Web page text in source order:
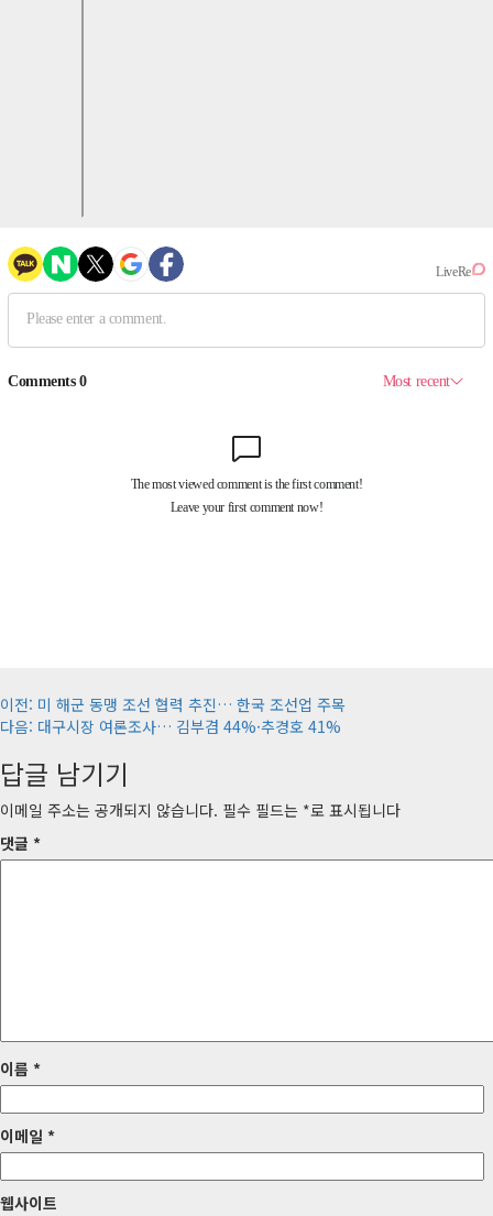
게
시
물
내
비
이전: 미 해군 동맹 조선 협력 추진… 한국 조선업 주목
다음: 대구시장 여론조사… 김부겸 44%·추경호 41%
답글 남기기
이메일 주소는 공개되지 않습니다. 필수 필드는 *로 표시됩니다
댓글 *
이름 *
이메일 *
웹사이트